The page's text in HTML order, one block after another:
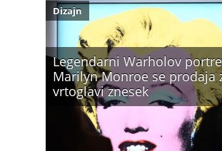
Legendarni Warholov
Marilyn Monroe se prodaja
vrtoglavi znesek
Dizajn